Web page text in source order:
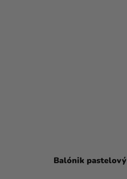
Balónik pastelový